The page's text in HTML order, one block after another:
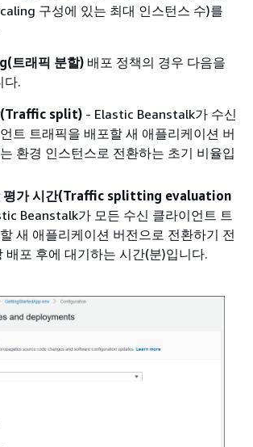
구성에 있는 최대 인스턴스 수)를
트래픽 분할) 배포 정책의 경우 다음을
다.
(Traffic split) - Elastic Beanstalk가 수신
트 트래픽을 배포할 새 애플리케이션 버
환경 인스턴스로 전환하는 초기 비율입
평가 시간(Traffic splitting evaluation
Beanstalk가 모든 수신 클라이언트 트
새 애플리케이션 버전으로 전환하기 전
배포 후에 대기하는 시간(분)입니다.